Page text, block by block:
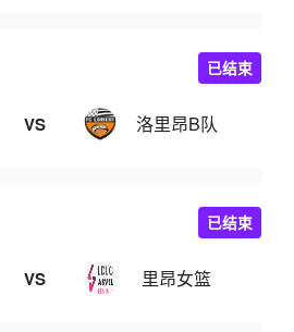
VS 洛里昂B队
已结束
VS 里昂女篮
已结束